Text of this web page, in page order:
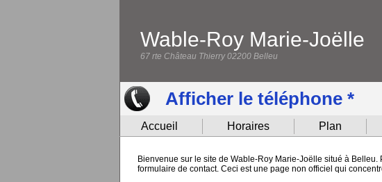
Wable-Roy Marie-Joëlle
67 rte Château Thierry 02200 Belleu
Afficher le téléphone *
Accueil Horaires Plan
Bienvenue sur le site de Wable-Roy Marie-Joëlle situé à
formulaire de contact. Ceci est une page non officiel qui